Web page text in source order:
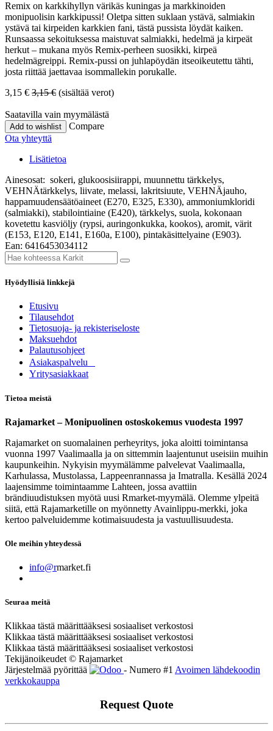
Remix on karkkihyllyn värikäs kuningas ja markkinoiden
monipuolisin karkkipussi! Oletpa sitten suklaan ystävä, salmiakin
ystävä tai kirpeiden karkkien fani, tästä pussista löydät kaiken.
Runsaassa sekoituksessa maistuvat salmiakki, hedelmä ja kirpeät
herkut – mukana myös Remix-perheen suosikki, kirpeä
hedelmägreippi. Remix-pussi on juhlapöydän itseoikeutettu tähti,
josta riittää jaettavaa isommallekin porukalle.
3,15 € 3,15€ (sisältää verot)
Saatavilla vain myymälästä
Add to wishlist
Compare
Ota yhteyttä
Lisätietoa
Ainesosat: sokeri, glukoosisiirappi, muunnettu tärkkelys,
VEHNÄtärkkelys, liivate, melassi, lakritsiuute, VEHNÄjauho,
happamuudensäätöaineet (E270, E325, E330), ammoniumkloridi
(salmiakki), stabilointiaine (E420), tärkkelys, suola, kokonaan
kovetettu kasviöljy (rypsi, auringonkukka, kookos), aromit, värit
(E153, E120, E141, E160a, E100), pintakäsittelyaine (E903).
Ean: 6416453034112
Hyödyllisiä linkkejä
Etusivu
Tilausehdot
Tietosuoja- ja rekisteriseloste
Maksuehdot
Palautusohjeet
Asia​k​aspalvelu
​Yritysasiakkaat
Tietoa meistä
Rajamarket – Monipuolinen ostoskokemus vuodesta 1997
Rajamarket on suomalainen perheyritys, joka aloitti toimintansa
vuonna 1997 Vaalimaalla ja on sittemmin laajentunut useisiin muihin
kaupunkeihin. Nykyisin myymälämme palvelevat Vaalimaalla,
Karhulassa, Mustolassa, Lappeenrannassa ja Imatralla. Kesällä 2024
laajensimme toimintaamme Lahteen, jossa avattiin
brändiuudistuksen myötä uusi Rmarket-myymälä. Olemme ylpeitä
siitä, että Rajamarketille on myönnetty Avainlippu-merkki, joka
kertoo palveluidemme kotimaisuudesta ja vastuullisuudesta.
Ole meihin yhteydessä
info@rmarket.fi
Seuraa meitä
Klikkaa tästä määrittääksesi sosiaaliset verkostosi
Klikkaa tästä määrittääksesi sosiaaliset verkostosi
Klikkaa tästä määrittääksesi sosiaaliset verkostosi
Tekijänoikeudet © Rajamarket
Järjestelmää pyörittää
- Numero #1 Avoimen lähdekoodin
verkkokauppa
Request Quote